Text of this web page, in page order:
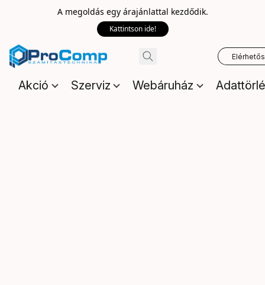
A megoldás egy árajánlattal kezdődik.
Kattintson ide!
Akció Szerviz Webáruház